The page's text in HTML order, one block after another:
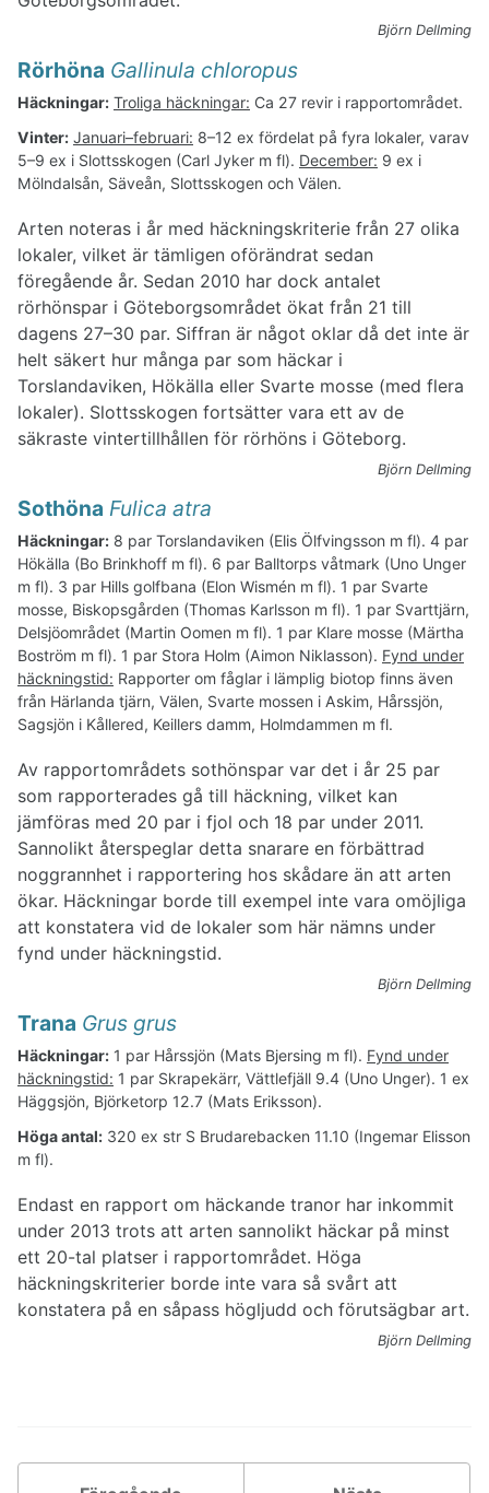
Björn Dellming
Rörhöna Gallinula chloropus
Häckningar: Troliga häckningar: Ca 27 revir i rapportområdet.
Vinter: Januari–februari: 8–12 ex fördelat på fyra lokaler, varav
5–9 ex i Slottsskogen (Carl Jyker m fl). December: 9 ex i
Mölndalsån, Säveån, Slottsskogen och Välen.
Arten noteras i år med häckningskriterie från 27 olika
lokaler, vilket är tämligen oförändrat sedan
föregående år. Sedan 2010 har dock antalet
rörhönspar i Göteborgsområdet ökat från 21 till
dagens 27–30 par. Siffran är något oklar då det inte är
helt säkert hur många par som häckar i
Torslandaviken, Hökälla eller Svarte mosse (med flera
lokaler). Slottsskogen fortsätter vara ett av de
säkraste vintertillhållen för rörhöns i Göteborg.
Björn Dellming
Sothöna Fulica atra
Häckningar: 8 par Torslandaviken (Elis Ölfvingsson m fl). 4 par
Hökälla (Bo Brinkhoff m fl). 6 par Balltorps våtmark (Uno Unger
m fl). 3 par Hills golfbana (Elon Wismén m fl). 1 par Svarte
mosse, Biskopsgården (Thomas Karlsson m fl). 1 par Svarttjärn,
Delsjöområdet (Martin Oomen m fl). 1 par Klare mosse (Märtha
Boström m fl). 1 par Stora Holm (Aimon Niklasson). Fynd under
häckningstid: Rapporter om fåglar i lämplig biotop finns även
från Härlanda tjärn, Välen, Svarte mossen i Askim, Hårssjön,
Sagsjön i Kållered, Keillers damm, Holmdammen m fl.
Av rapportområdets sothönspar var det i år 25 par
som rapporterades gå till häckning, vilket kan
jämföras med 20 par i fjol och 18 par under 2011.
Sannolikt återspeglar detta snarare en förbättrad
noggrannhet i rapportering hos skådare än att arten
ökar. Häckningar borde till exempel inte vara omöjliga
att konstatera vid de lokaler som här nämns under
fynd under häckningstid.
Björn Dellming
Trana Grus grus
Häckningar: 1 par Hårssjön (Mats Bjersing m fl). Fynd under
häckningstid: 1 par Skrapekärr, Vättlefjäll 9.4 (Uno Unger). 1 ex
Häggsjön, Björketorp 12.7 (Mats Eriksson).
Höga antal: 320 ex str S Brudarebacken 11.10 (Ingemar Elisson
m fl).
Endast en rapport om häckande tranor har inkommit
under 2013 trots att arten sannolikt häckar på minst
ett 20-tal platser i rapportområdet. Höga
häckningskriterier borde inte vara så svårt att
konstatera på en såpass högljudd och förutsägbar art.
Björn Dellming